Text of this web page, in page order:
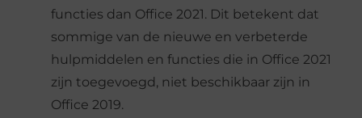
functies dan Office 2021. Dit betekent dat
sommige van de nieuwe en verbeterde
hulpmiddelen en functies die in Office 2021
zijn toegevoegd, niet beschikbaar zijn in
Office 2019.